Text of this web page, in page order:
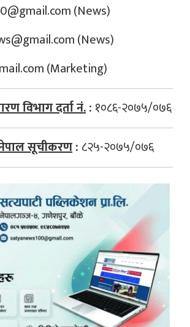
(News)
(News)
(Marketing)
विभाग दर्ता नं.: १०८६-२०७५/०७६
सूचीकरण: ८२५-२०७५/०७६